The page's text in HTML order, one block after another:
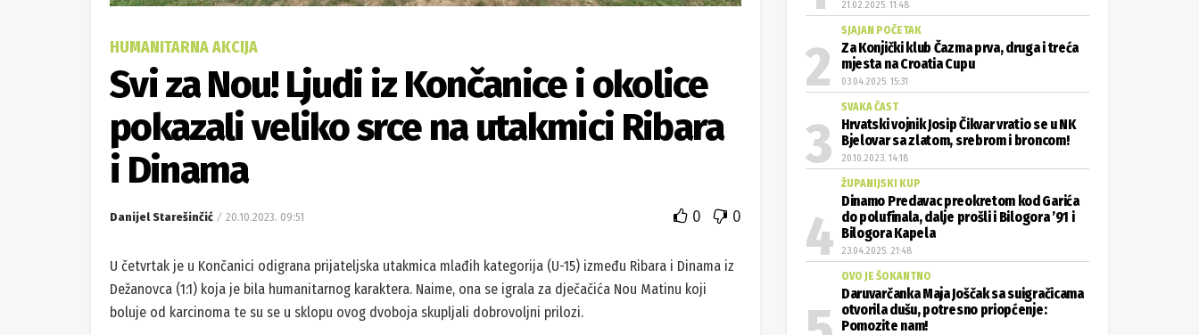
HUMANITARNA AKCIJA
Svi za Nou! Ljudi iz Končanice i okolice
pokazali veliko srce na utakmici Ribara
i Dinama
Danijel Starešinčić 20.10.2023. 09:51 0 0
U četvrtak je u Končanici odigrana prijateljska utakmica mlađih kategorija (U-15) između Ribara i Dinama iz
Dežanovca (1:1) koja je bila humanitarnog karaktera. Naime, ona se igrala za dječačića Nou Matinu koji
boluje od karcinoma te su se u sklopu ovog dvoboja skupljali dobrovoljni prilozi.
21.02.2025. 11:48
SJAJAN POČETAK
Za Konjički klub Čazma prva, druga i treća
mjesta na Croatia Cupu
03.04.2025. 15:31
SVAKA ČAST
Hrvatski vojnik Josip Čikvar vratio se u NK
Bjelovar sa zlatom, srebrom i broncom!
20.10.2023. 14:18
ŽUPANIJSKI KUP
Dinamo Predavac preokretom kod Garića
do polufinala, dalje prošli i Bilogora ’91 i
Bilogora Kapela
23.04.2025. 21:48
OVO JE ŠOKANTNO
Daruvarčanka Maja Joščak sa suigračicama
otvorila dušu, potresno priopćenje:
Pomozite nam!